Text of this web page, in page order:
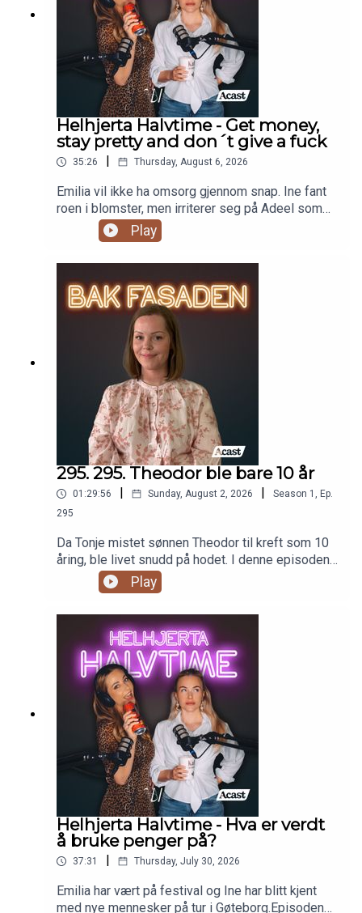
Helhjerta Halvtime - Get money,
stay pretty and don´t give a fuck
35:26 | Thursday, August 6, 2026
Emilia vil ikke ha omsorg gjennom snap. Ine fant
roen i blomster, men irriterer seg på Adeel som
hoster. Månedens x, y & z er tilbake.
Play
295. 295. Theodor ble bare 10 år
01:29:56 Sunday, August 2, 2026 Season 1 , Ep.
295
Da Tonje mistet sønnen Theodor til kreft som 10
åring, ble livet snudd på hodet. I denne episoden
deler hun historien om Teodors sykdom, tiden de
fikk sammen og hvordan livet har vært etter at hun
mistet ham. Hun forteller ærlig om sorg,
kjærlighet og hvordan kroppen kan bære på
belastninger lenge etter at verden rundt har gått
videre.Episoden er sponset av TM klinikken og
TM legetjenester. TM legetjenester har også
onlinetimer som kan bookes på
tmlegetjenester.no
Play
Helhjerta Halvtime - Hva er verdt
å bruke penger på?
37:31 Thursday, July 30, 2026
Emilia har vært på festival og Ine har blitt kjent
med nye mennesker på tur i Gøteborg.Episoden